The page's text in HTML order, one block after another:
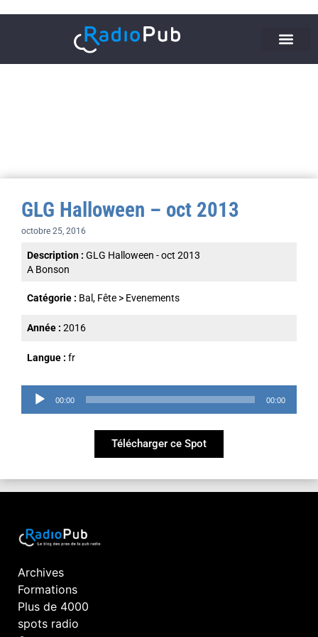
GLG Halloween – oct 2013
octobre 25, 2016
Description : GLG Halloween - oct 2013
A Bonson
Catégorie : Bal, Fête > Evenements
Année : 2016
Langue : fr
Lecteur
audio
00:00 00:00
Télécharger ce Spot
Archives
Formations
Plus de 4000
spots radio